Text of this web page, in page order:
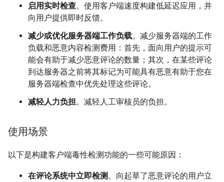
启用实时检查。使用客户端速度构建低延迟应用，并
向用户提供即时反馈。
减少或优化服务器端工作负载。减少服务器端的工作
负载和恶意内容检测费用：首先，面向用户的提示可
能会有助于减少恶意评论的数量；其次，在某些评论
到达服务器之前将其标记为可能具有恶意有助于您在
服务器端检查中优先处理这些评论。
减轻人力负担。减轻人工审核员的负担。
使用场景
以下是构建客户端毒性检测功能的一些可能原因：
在评论系统中立即检测 。向起草了恶意评论的用户立